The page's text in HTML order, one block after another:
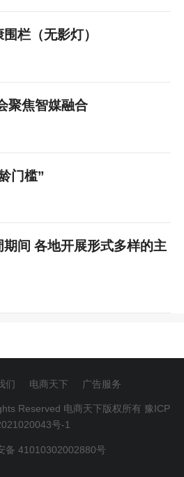
栏（无影灯）
聚焦智媒融合
门槛”
间 各地开展形式多样的主
们 电商天下 广告服务
Reserved 电商天下版权所有 豫ICP
号-1
备 41010302002880号